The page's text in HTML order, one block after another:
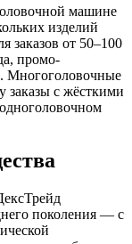
машине
изделий
заказов от 50–100
промо-
Многоголовочные
заказы с жёсткими
поколения — с